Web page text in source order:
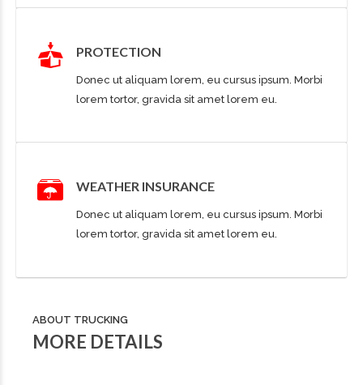
PROTECTION
Donec ut aliquam lorem, eu cursus ipsum. Morbi
lorem tortor, gravida sit amet lorem eu.
WEATHER INSURANCE
Donec ut aliquam lorem, eu cursus ipsum. Morbi
lorem tortor, gravida sit amet lorem eu.
ABOUT TRUCKING
MORE DETAILS